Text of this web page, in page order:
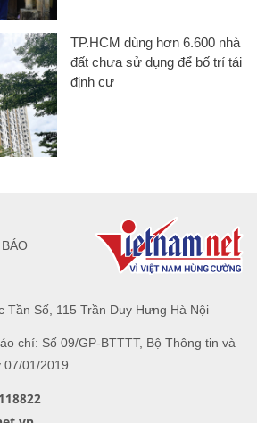
TP.HCM dùng hơn 6.600 nhà
đất chưa sử dụng để bố trí tái
định cư
Tần Số, 115 Trần Duy Hưng Hà Nội
chí: Số 09/GP-BTTTT, Bộ Thông tin và
01/2019.